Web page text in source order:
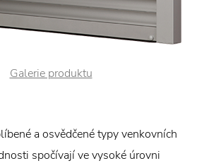
Galerie produktu
a osvědčené typy venkovních
spočívají ve vysoké úrovni